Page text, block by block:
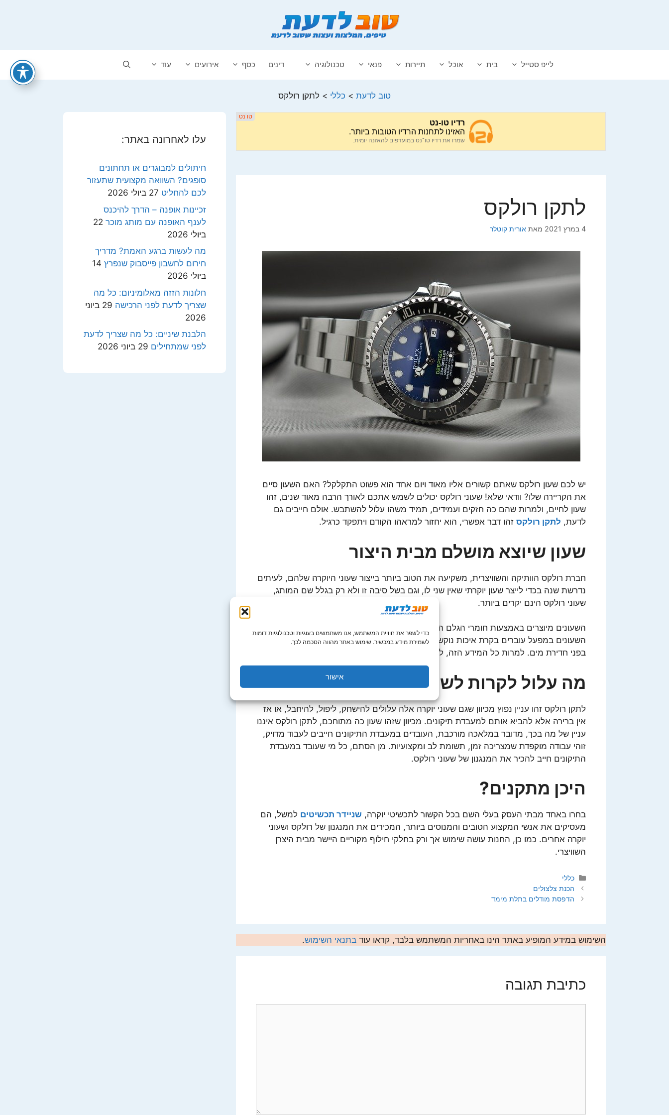
כדי לשפר את חוויית המשתמש, אנו משתמשים בעוגיות וטכנולוגיות דומות
לשמירת מידע במכשיר. שימוש באתר מהווה הסכמה לכך.
אישור
לייפ סטייל בית אוכל תיירות פנאי טכנולוגיה דינים כסף אירועים עוד
טוב לדעת > כללי > לתקן רולקס
לתקן רולקס
4 במרץ 2021 מאת אורית קוטלר
יש לכם שעון רולקס שאתם קשורים אליו מאוד ויום אחד הוא פשוט התקלקל? האם השעון סיים
את הקריירה שלו? וודאי שלא! שעוני רולקס יכולים לשמש אתכם לאורך הרבה מאוד שנים, זהו
שעון לחיים, ולמרות שהם כה חזקים ועמידים, תמיד משהו עלול להשתבש. אולם חייבים גם
לדעת, לתקן רולקס זהו דבר אפשרי, הוא יחזור למראהו הקודם ויתפקד כרגיל.
שעון שיוצא מושלם מבית היצור
חברת רולקס הוותיקה והשוויצרית, משקיעה את הטוב ביותר בייצור שעוני היוקרה שלהם, לעיתים
נדרשת שנה בכדי לייצר שעון יוקרתי שאין שני לו, וגם בשל סיבה זו ולא רק בגלל שם המותג,
שעוני רולקס הינם יקרים ביותר.
השעונים מיוצרים באמצעות חומרי הגלם המשובחים והיוקרתיים בעולם כמו ניקל וכרומיום. כלל
השעונים במפעל עוברים בקרת איכות נוקשה ומוקפדת, שעוני רולקס כולם כאחד הינם עמידים
בפני חדירת מים. למרות כל המידע הזה, לעיתים נדרש לתקן רולקס.
מה עלול לקרות לשעון שיש לתקנו?
לתקן רולקס זהו עניין נפוץ מכיוון שגם שעוני יוקרה אלה עלולים להישחק, ליפול, להיחבל, או אז
אין ברירה אלא להביא אותם למעבדת תיקונים. מכיוון שזהו שעון כה מתוחכם, לתקן רולקס איננו
עניין של מה בכך, מדובר במלאכה מורכבת, העובדים במעבדת התיקונים חייבים לעבוד מדויק,
זוהי עבודה מוקפדת שמצריכה זמן, תשומת לב ומקצועיות. מן הסתם, כל מי שעובד במעבדת
התיקונים חייב להכיר את המנגנון של שעוני רולקס.
היכן מתקנים?
בחרו באחד מבתי העסק בעלי השם בכל הקשור לתכשיטי יוקרה, שניידר תכשיטים למשל, הם
מעסיקים את אנשי המקצוע הטובים והמנוסים ביותר, המכירים את המנגנון של רולקס ושעוני
יוקרה אחרים. כמו כן, החנות עושה שימוש אך ורק בחלקי חילוף מקוריים היישר מבית היצרן
השוויצרי.
קטגוריות
כללי
הכנת צלצולים
הדפסת מודלים בתלת מימד
השימוש במידע המופיע באתר הינו באחריות המשתמש בלבד, קראו עוד בתנאי השימוש.
כתיבת תגובה
עלו לאחרונה באתר:
חיתולים למבוגרים או תחתונים
סופגים? השוואה מקצועית שתעזור
לכם להחליט 27 ביולי 2026
זכיינות אופנה – הדרך להיכנס
לענף האופנה עם מותג מוכר 22
ביולי 2026
מה לעשות ברגע האמת? מדריך
חירום לחשבון פייסבוק שנפרץ 14
ביולי 2026
חלונות הזזה מאלומיניום: כל מה
שצריך לדעת לפני הרכישה
29 ביוני
2026
הלבנת שיניים: כל מה שצריך לדעת
לפני שמתחילים 29 ביוני 2026